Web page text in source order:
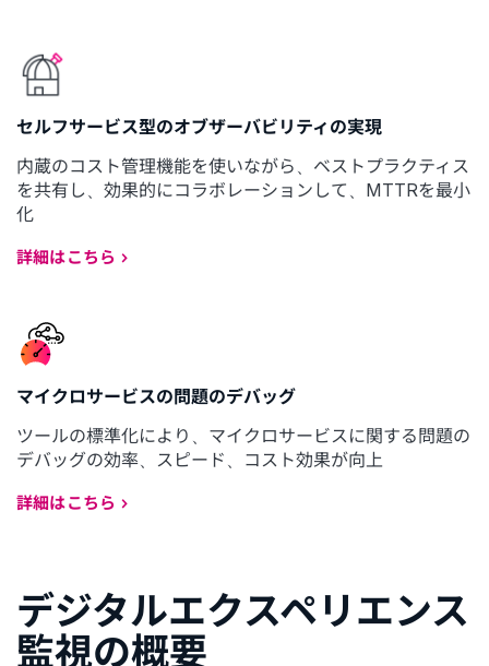
セルフサービス型のオブザーバビリティの実現
内蔵のコスト管理機能を使いながら、ベストプラクティス
を共有し、効果的にコラボレーションして、MTTRを最小
化
詳細はこちら
マイクロサービスの問題のデバッグ
ツールの標準化により、マイクロサービスに関する問題の
デバッグの効率、スピード、コスト効果が向上
詳細はこちら
デジタルエクスペリエンス
監視の概要